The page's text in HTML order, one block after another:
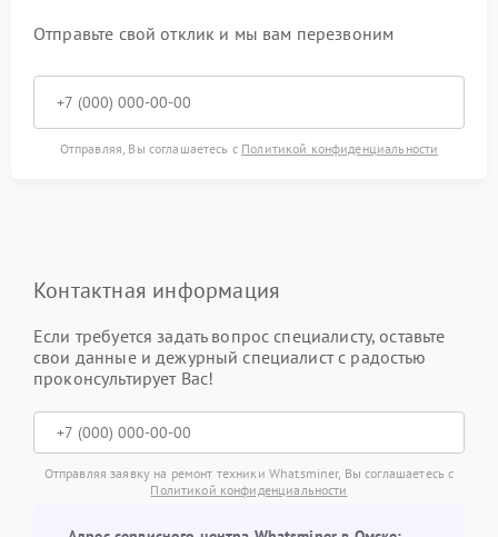
Отправьте свой отклик и мы вам перезвоним
Отправляя, Вы соглашаетесь с Политикой конфиденциальности
Контактная информация
Если требуется задать вопрос специалисту, оставьте
свои данные и дежурный специалист с радостью
проконсультирует Вас!
Отправляя заявку на ремонт техники Whatsminer, Вы соглашаетесь с
Политикой конфиденциальности